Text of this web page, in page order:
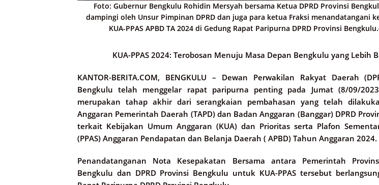
Foto: Gubernur Bengkulu Rohidin Mersyah bersama Ketua DPRD Provinsi
dampingi oleh Unsur Pimpinan DPRD dan juga para ketua Fraksi menandatangani
KUA-PPAS APBD TA 2024 di Gedung Rapat Paripurna DPRD Provinsi
KUA-PPAS 2024: Terobosan Menuju Masa Depan Bengkulu yang Lebih
KANTOR-BERITA.COM, BENGKULU – Dewan Perwakilan Rakyat Daerah
Bengkulu telah menggelar rapat paripurna penting pada Jumat (8/09/
merupakan tahap akhir dari serangkaian pembahasan yang telah
Anggaran Pemerintah Daerah (TAPD) dan Badan Anggaran (Banggar) DPRD
terkait Kebijakan Umum Anggaran (KUA) dan Prioritas serta Plafon
(PPAS) Anggaran Pendapatan dan Belanja Daerah ( APBD) Tahun Anggaran 2024.
Penandatanganan Nota Kesepakatan Bersama antara Pemerintah
Bengkulu dan DPRD Provinsi Bengkulu untuk KUA-PPAS tersebut